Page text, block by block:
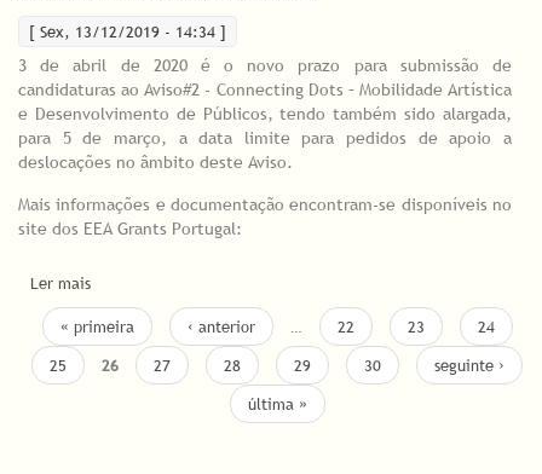
[ Sex, 13/12/2019 - 14:34 ]
3 de abril de 2020 é o novo prazo para submissão de
candidaturas ao Aviso#2 - Connecting Dots – Mobilidade Artística
e Desenvolvimento de Públicos, tendo também sido alargada,
para 5 de março, a data limite para pedidos de apoio a
deslocações no âmbito deste Aviso.
Mais informações e documentação encontram-se disponíveis no
site dos EEA Grants Portugal:
Ler mais
candidaturas para Connecting Dots: Aviso#2 e FBR Travel Grants
PÁGINAS
« primeira ‹ anterior … 22 23
24
25
26 27 28 29 30
seguinte ›
última »